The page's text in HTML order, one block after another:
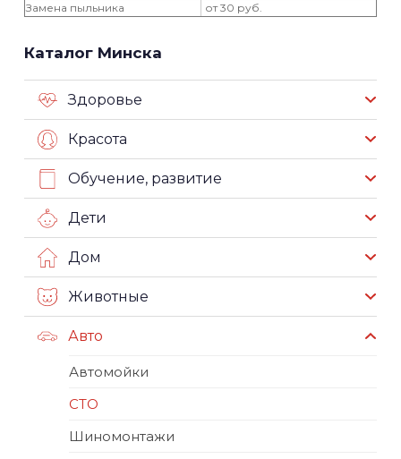
Замена пыльника
от 30 руб.
Каталог Минска
Здоровье
Красота
Обучение, развитие
Дети
Дом
Животные
Авто
Автомойки
СТО
Шиномонтажи